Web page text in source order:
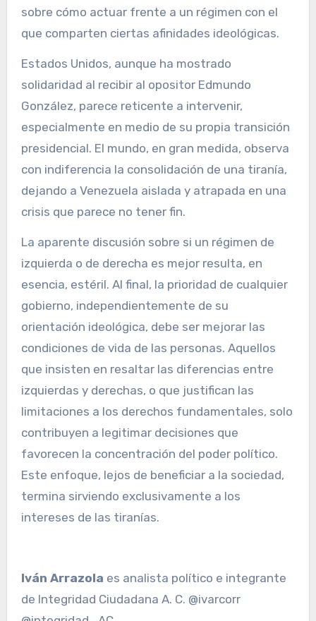
sobre cómo actuar frente a un régimen con el
que comparten ciertas afinidades ideológicas.
Estados Unidos, aunque ha mostrado
solidaridad al recibir al opositor Edmundo
González, parece reticente a intervenir,
especialmente en medio de su propia transición
presidencial. El mundo, en gran medida, observa
con indiferencia la consolidación de una tiranía,
dejando a Venezuela aislada y atrapada en una
crisis que parece no tener fin.
La aparente discusión sobre si un régimen de
izquierda o de derecha es mejor resulta, en
esencia, estéril. Al final, la prioridad de cualquier
gobierno, independientemente de su
orientación ideológica, debe ser mejorar las
condiciones de vida de las personas. Aquellos
que insisten en resaltar las diferencias entre
izquierdas y derechas, o que justifican las
limitaciones a los derechos fundamentales, solo
contribuyen a legitimar decisiones que
favorecen la concentración del poder político.
Este enfoque, lejos de beneficiar a la sociedad,
termina sirviendo exclusivamente a los
intereses de las tiranías.
Iván Arrazola es analista político e integrante
de Integridad Ciudadana A. C. @ivarcorr